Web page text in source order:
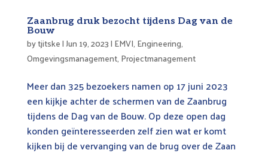
Zaanbrug druk bezocht tijdens Dag van de
Bouw
bytjitske| Jun 19, 2023| EMVI, Engineering,
Omgevingsmanagement, Projectmanagement
Meer dan 325 bezoekers namen op 17 juni 2023
een kijkje achter de schermen van de Zaanbrug
tijdens de Dag van de Bouw. Op deze open dag
konden geïnteresseerden zelf zien wat er komt
kijken bij de vervanging van de brug over de Zaan